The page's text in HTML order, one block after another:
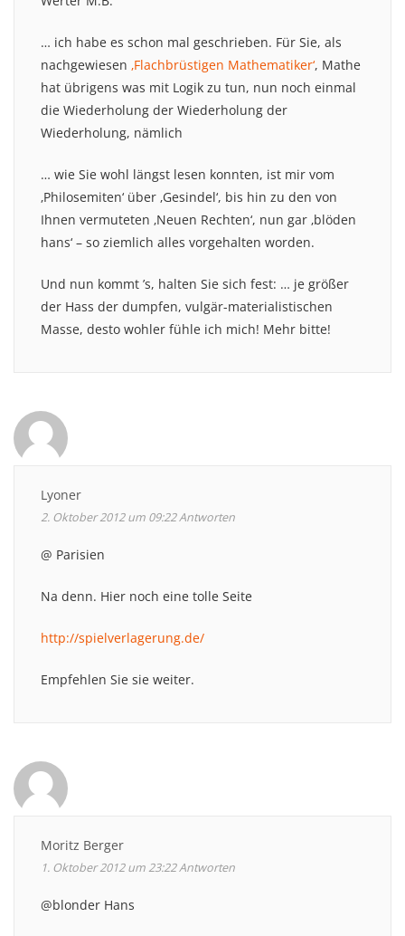
… ich habe es schon mal geschrieben. Für Sie, als
nachgewiesen ‚Flachbrüstigen Mathematiker‘, Mathe
hat übrigens was mit Logik zu tun, nun noch einmal
die Wiederholung der Wiederholung der
Wiederholung, nämlich
… wie Sie wohl längst lesen konnten, ist mir vom
‚Philosemiten‘ über ‚Gesindel‘, bis hin zu den von
Ihnen vermuteten ‚Neuen Rechten‘, nun gar ‚blöden
hans‘ – so ziemlich alles vorgehalten worden.
Und nun kommt ’s, halten Sie sich fest: … je größer
der Hass der dumpfen, vulgär-materialistischen
Masse, desto wohler fühle ich mich! Mehr bitte!
Lyoner
2. Oktober 2012 um 09:22Antworten
@ Parisien
Na denn. Hier noch eine tolle Seite
http://spielverlagerung.de/
Empfehlen Sie sie weiter.
Moritz Berger
1. Oktober 2012 um 23:22Antworten
@blonder Hans